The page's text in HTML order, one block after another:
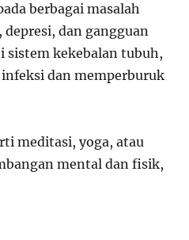
berbagai masalah
dan gangguan
sistem kekebalan tubuh,
dan memperburuk
meditasi, yoga, atau
mental dan fisik,